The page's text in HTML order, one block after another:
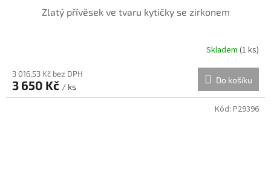
Zlatý přívěsek ve tvaru kytičky se zirkonem
Skladem (1 ks)
3 016,53 Kč bez DPH
3 650 Kč / ks
Do košíku
Kód: P29396